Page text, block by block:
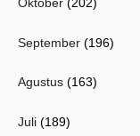
September (196)
Agustus (163)
Juli (189)